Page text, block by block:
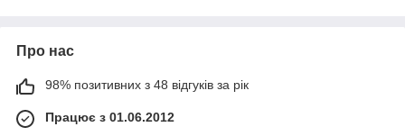
Як вибрати автоматику для розпашних
воріт?
Вибір автоматики для розпашних воріт залежить від кількох
Про нас
98% позитивних з 48 відгуків за рік
Працює з 01.06.2012